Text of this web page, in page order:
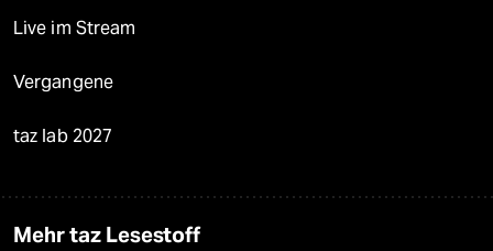
Live im Stream
Vergangene
taz lab 2027
Mehr taz Lesestoff